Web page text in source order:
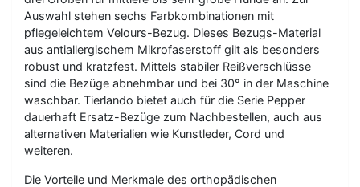
Auswahl stehen sechs Farbkombinationen mit
pflegeleichtem Velours-Bezug. Dieses Bezugs-Material
aus antiallergischem Mikrofaserstoff gilt als besonders
robust und kratzfest. Mittels stabiler Reißverschlüsse
sind die Bezüge abnehmbar und bei 30° in der Maschine
waschbar. Tierlando bietet auch für die Serie Pepper
dauerhaft Ersatz-Bezüge zum Nachbestellen, auch aus
alternativen Materialien wie Kunstleder, Cord und
weiteren.
Die Vorteile und Merkmale des orthopädischen